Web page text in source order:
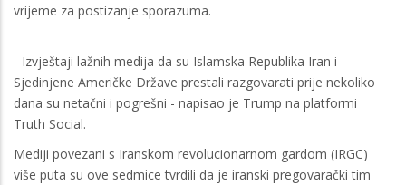
vrijeme za postizanje sporazuma.
- Izvještaji lažnih medija da su Islamska Republika Iran i
Sjedinjene Američke Države prestali razgovarati prije nekoliko
dana su netačni i pogrešni - napisao je Trump na platformi
Truth Social.
Mediji povezani s Iranskom revolucionarnom gardom (IRGC)
više puta su ove sedmice tvrdili da je iranski pregovarački tim